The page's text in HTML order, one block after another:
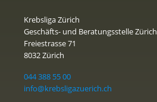
Krebsliga Zürich
Geschäfts- und Beratungsstelle Zürich
Freiestrasse 71
8032 Zürich
044 388 55 00
info@krebsligazuerich.ch